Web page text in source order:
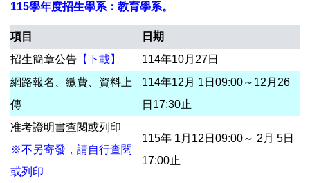
115學年度招生學系：教育學系。
項目
日期
招生簡章公告 【下載】
114年10月27日
網路報名、繳費、資料上
傳
114年12月 1日09:00～12月26
日17:30止
准考證明書查閱或列印
※不另寄發，請自行查閱
或列印
115年 1月12日09:00～ 2月 5日
17:00止